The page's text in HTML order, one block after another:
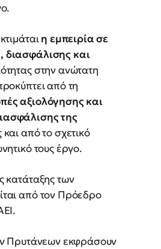
η εμπειρία σε
διασφάλισης και
στην ανώτατη
από τη
αξιολόγησης και
της
από το σχετικό
τους έργο.
κατάταξης των
από τον Πρόεδρο
Πρυτάνεων εκφράσουν